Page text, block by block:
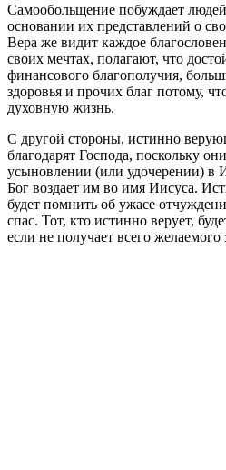
Самообольщение побуждает людей
основании их представлений о
Вера же видит каждое
своих мечтах, полагают, что
финансового благополучия,
здоровья и прочих благ потому,
духовную жизнь.
С другой стороны, истинно
благодарят Господа, поскольку
усыновлении (или удочерении) в
Бог воздает им во имя Иисуса.
будет помнить об ужасе
спас. Тот, кто истинно верует,
если не получает всего желаемого